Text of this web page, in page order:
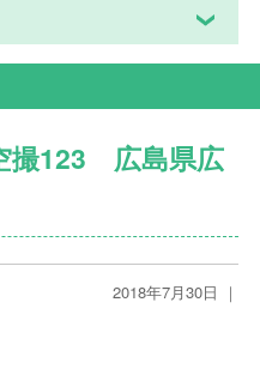
撮123 広島県広
2018年7月30日 ｜